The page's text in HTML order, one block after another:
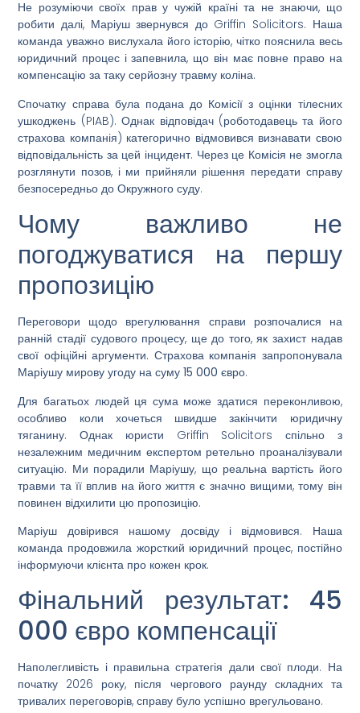
Не розуміючи своїх прав у чужій країні та не знаючи, що
робити далі, Маріуш звернувся до Griffin Solicitors. Наша
команда уважно вислухала його історію, чітко пояснила весь
юридичний процес і запевнила, що він має повне право на
компенсацію за таку серйозну травму коліна.
Спочатку справа була подана до Комісії з оцінки тілесних
ушкоджень (PIAB). Однак відповідач (роботодавець та його
страхова компанія) категорично відмовився визнавати свою
відповідальність за цей інцидент. Через це Комісія не змогла
розглянути позов, і ми прийняли рішення передати справу
безпосередньо до Окружного суду.
Чому важливо не
погоджуватися на першу
пропозицію
Переговори щодо врегулювання справи розпочалися на
ранній стадії судового процесу, ще до того, як захист надав
свої офіційні аргументи. Страхова компанія запропонувала
Маріушу мирову угоду на суму15 000 євро.
Для багатьох людей ця сума може здатися переконливою,
особливо коли хочеться швидше закінчити юридичну
тяганину. Однак юристи Griffin Solicitors спільно з
незалежним медичним експертом ретельно проаналізували
ситуацію. Ми порадили Маріушу, що реальна вартість його
травми та її вплив на його життя є значно вищими, тому він
повинен відхилити цю пропозицію.
Маріуш довірився нашому досвіду і відмовився. Наша
команда продовжила жорсткий юридичний процес, постійно
інформуючи клієнта про кожен крок.
Фінальний результат: 45
000 євро компенсації
Наполегливість і правильна стратегія дали свої плоди. На
початку 2026 року, після чергового раунду складних та
тривалих переговорів, справу було успішно врегульовано.